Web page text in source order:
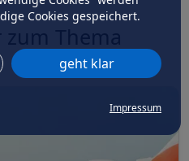
Cookies gespeichert.
geht klar
Impressum